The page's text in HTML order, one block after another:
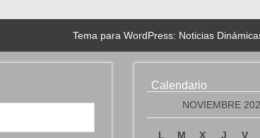
Tema para WordPress: Noticias
Calendario
NOVIEMBRE
L M X J V